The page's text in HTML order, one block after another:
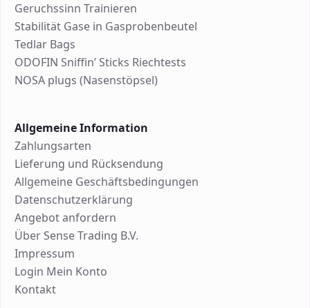
Geruchssinn Trainieren
Stabilität Gase in Gasprobenbeutel
Tedlar Bags
ODOFIN Sniffin’ Sticks Riechtests
NOSA plugs (Nasenstöpsel)
Allgemeine Information
Zahlungsarten
Lieferung und Rücksendung
Allgemeine Geschäftsbedingungen
Datenschutzerklärung
Angebot anfordern
Über Sense Trading B.V.
Impressum
Login Mein Konto
Kontakt